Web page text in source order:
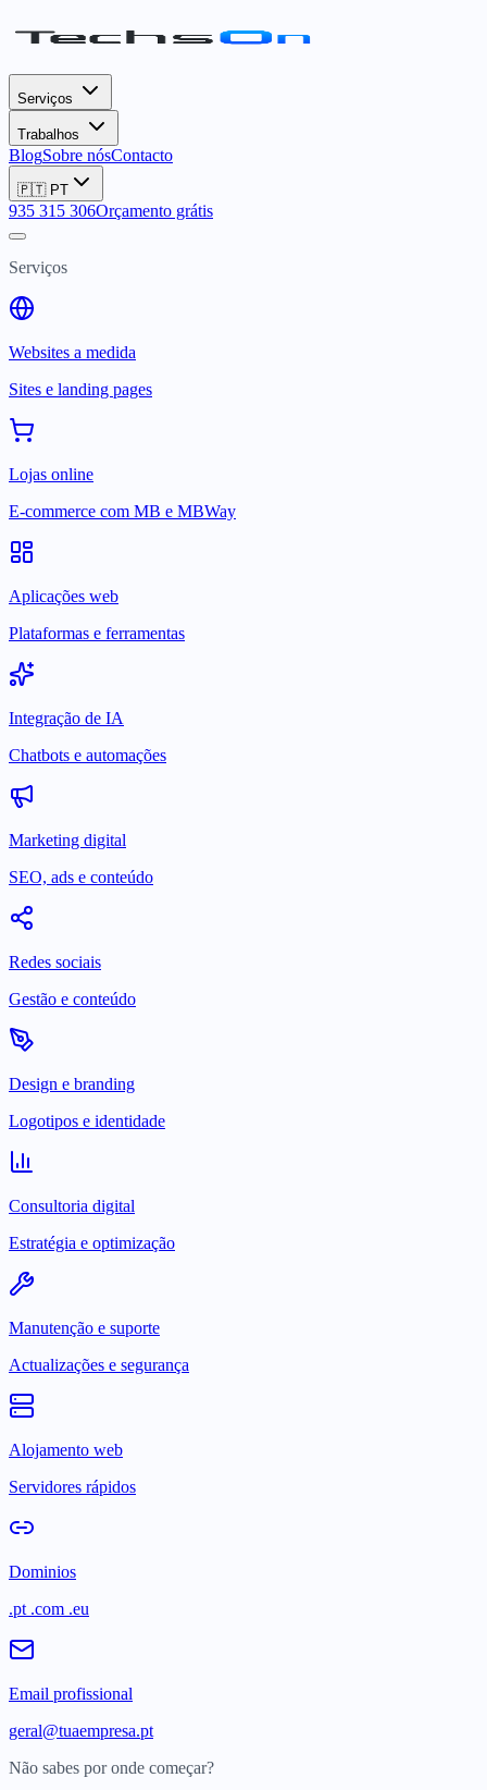
Serviços
Trabalhos
BlogSobre nósContacto
🇵🇹 PT
935 315 306Orçamento grátis
Serviços
Websites a medida
Sites e landing pages
Lojas online
E-commerce com MB e MBWay
Aplicações web
Plataformas e ferramentas
Integração de IA
Chatbots e automações
Marketing digital
SEO, ads e conteúdo
Redes sociais
Gestão e conteúdo
Design e branding
Logotipos e identidade
Consultoria digital
Estratégia e optimização
Manutenção e suporte
Actualizações e segurança
Alojamento web
Servidores rápidos
Dominios
.pt .com .eu
Email profissional
geral@tuaempresa.pt
Não sabes por onde começar?